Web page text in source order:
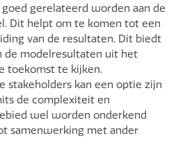
gerelateerd worden aan de
Dit helpt om te komen tot een
van de resultaten. Dit biedt
de modelresultaten uit het
toekomst te kijken.
stakeholders kan een optie zijn
de complexiteit en
wel worden onderkend
samenwerking met ander